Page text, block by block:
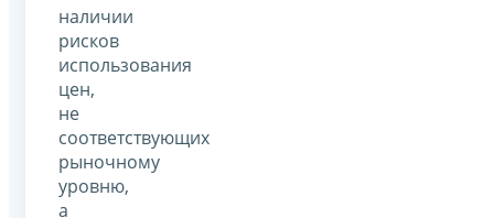
наличии
рисков
использования
цен,
не
соответствующих
рыночному
уровню,
а